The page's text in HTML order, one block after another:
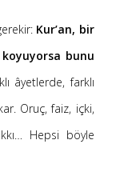
Kur’an, bir
koyuyorsa bunu
âyetlerde, farklı
Oruç, faiz, içki,
Hepsi böyle